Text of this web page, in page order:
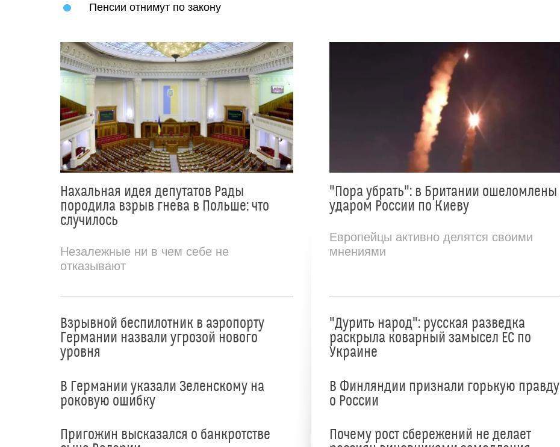
Пенсии отнимут по закону
Нахальная идея депутатов Рады
породила взрыв гнева в Польше: что
случилось
Незалежные ни в чем себе не
отказывают
Взрывной беспилотник в аэропорту
Германии назвали угрозой нового
уровня
В Германии указали Зеленскому на
роковую ошибку
Пригожин высказался о банкротстве
"Пора убрать": в Британии ошеломлены
ударом России по Киеву
Европейцы активно делятся своими
мнениями
"Дурить народ": русская разведка
раскрыла коварный замысел ЕС по
Украине
В Финляндии признали горькую правду
о России
Почему рост сбережений не делает